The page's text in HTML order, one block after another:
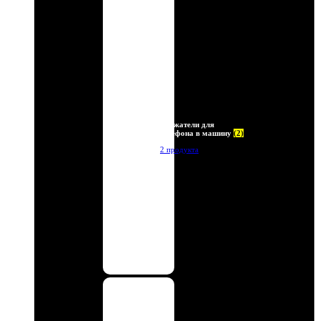
Держатели для
телефона в машину (2)
2 продукта